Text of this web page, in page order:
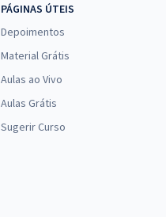
PÁGINAS ÚTEIS
Depoimentos
Material Grátis
Aulas ao Vivo
Aulas Grátis
Sugerir Curso